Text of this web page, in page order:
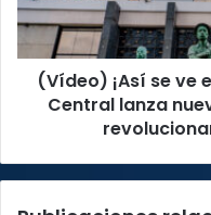
económico!
Banco
Central
lanza
nuevo
funciones
(Vídeo) ¡Así se ve
Central lanza